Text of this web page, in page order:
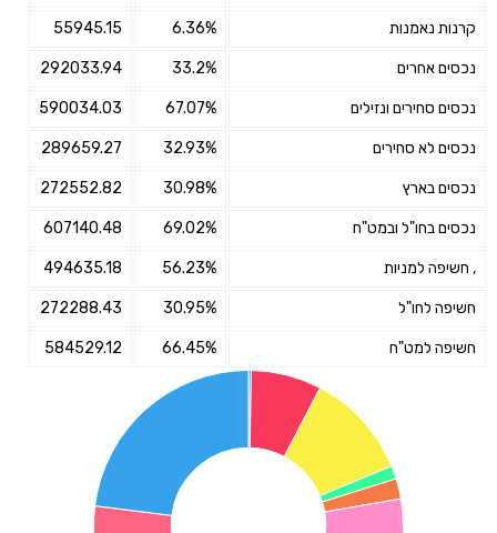
קרנות נאמנות 6.36%
55945.15
נכסים אחרים 33.2%
292033.94
נכסים סחירים ונזילים 67.07%
590034.03
נכסים לא סחירים 32.93%
289659.27
נכסים בארץ 30.98%
272552.82
נכסים בחו"ל ובמט"ח 69.02%
607140.48
, חשיפה למניות 56.23%
494635.18
חשיפה לחו"ל 30.95%
272288.43
חשיפה למט"ח 66.45%
584529.12